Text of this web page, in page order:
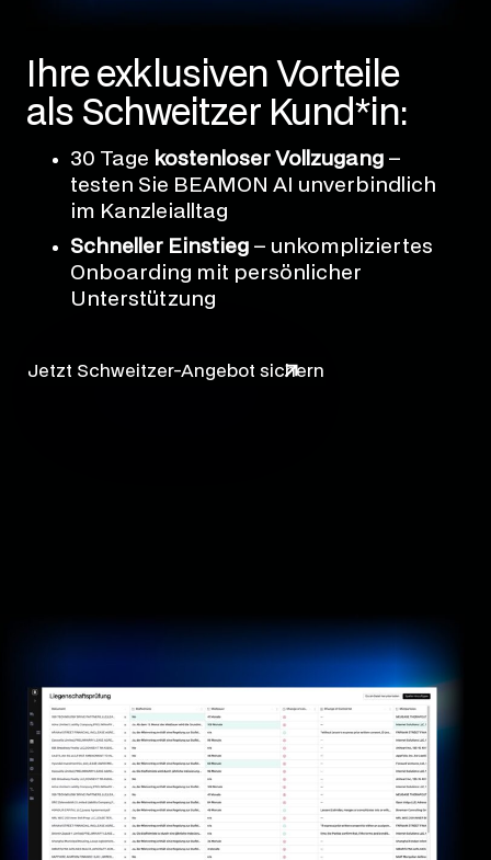
Ihre exklusiven Vorteile
als Schweitzer Kund*in:
30 Tage kostenloser Vollzugang –
testen Sie BEAMON AI unverbindlich
im Kanzleialltag
Schneller Einstieg – unkompliziertes
Onboarding mit persönlicher
Unterstützung
Jetzt Schweitzer-Angebot sichern